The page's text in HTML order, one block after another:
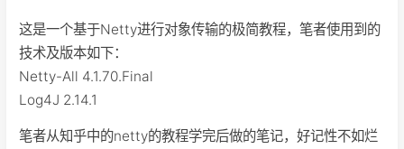
这是一个基于Netty进行对象传输的极简教程，笔者使用到的
技术及版本如下：
Netty-All 4.1.70.Final
Log4J 2.14.1
笔者从知乎中的netty的教程学完后做的笔记，好记性不如烂